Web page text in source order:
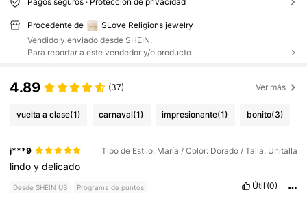
Procedente de
SLove Religions jewelry
Vendido y enviado desde SHEIN.
Para reportar a este vendedor y/o producto
4.89 (37) Ver más
vuelta a clase(1) carnaval(1) impresionante(1) bonito(3)
j***9 Tipo de Estilo: María / Color: Dorado / Talla: Unitalla
lindoydelicado
Desde SHEIN US Programa de puntos Útil (0)